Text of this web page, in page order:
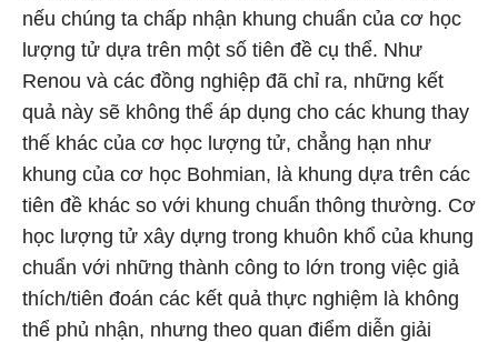
nếu chúng ta chấp nhận khung chuẩn của cơ học
lượng tử dựa trên một số tiên đề cụ thể. Như
Renou và các đồng nghiệp đã chỉ ra, những kết
quả này sẽ không thể áp dụng cho các khung thay
thế khác của cơ học lượng tử, chẳng hạn như
khung của cơ học Bohmian, là khung dựa trên các
tiên đề khác so với khung chuẩn thông thường. Cơ
học lượng tử xây dựng trong khuôn khổ của khung
chuẩn với những thành công to lớn trong việc giả
thích/tiên đoán các kết quả thực nghiệm là không
thể phủ nhận, nhưng theo quan điểm diễn giải